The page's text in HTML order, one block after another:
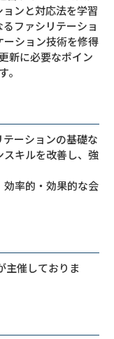
ンと対応法を学習
ファシリテーショ
ーション技術を修得
新に必要なポイン
。
ーションの基礎な
スキルを改善し、強
効率的・効果的な会
主催しておりま